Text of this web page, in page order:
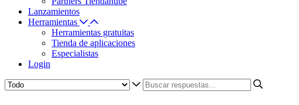
Lanzamientos
Herramientas
Herramientas gratuitas
Tienda de aplicaciones
Especialistas
Login